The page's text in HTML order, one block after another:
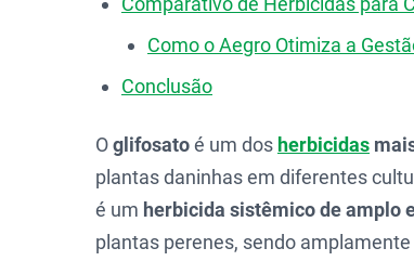
Como o Aegro Otimiza a
Conclusão
Oglifosatoé um dos herbicidas
plantas daninhas em diferentes
é um herbicida sistêmico de amplo
plantas perenes, sendo